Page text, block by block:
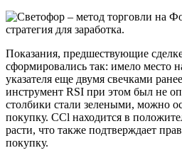
Показания, предшествующие
сформировались так: имело место
указателя еще двумя свечками
инструмент RSI при этом был не
столбики стали зелеными, можно
покупку. ССl находится в
расти, что также подтверждает
покупку.